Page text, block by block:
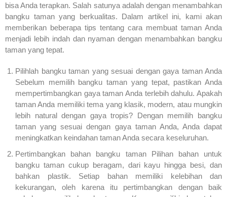
bisa Anda terapkan. Salah satunya adalah dengan menambahkan
bangku taman yang berkualitas. Dalam artikel ini, kami akan
memberikan beberapa tips tentang cara membuat taman Anda
menjadi lebih indah dan nyaman dengan menambahkan bangku
taman yang tepat.
Pilihlah bangku taman yang sesuai dengan gaya taman Anda
Sebelum memilih bangku taman yang tepat, pastikan Anda
mempertimbangkan gaya taman Anda terlebih dahulu. Apakah
taman Anda memiliki tema yang klasik, modern, atau mungkin
lebih natural dengan gaya tropis? Dengan memilih bangku
taman yang sesuai dengan gaya taman Anda, Anda dapat
meningkatkan keindahan taman Anda secara keseluruhan.
Pertimbangkan bahan bangku taman Pilihan bahan untuk
bangku taman cukup beragam, dari kayu hingga besi, dan
bahkan plastik. Setiap bahan memiliki kelebihan dan
kekurangan, oleh karena itu pertimbangkan dengan baik